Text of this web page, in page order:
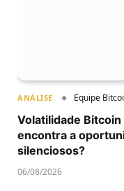
ANÁLISE Equipe
Volatilidade
encontra a
silenciosos?
06/08/2026